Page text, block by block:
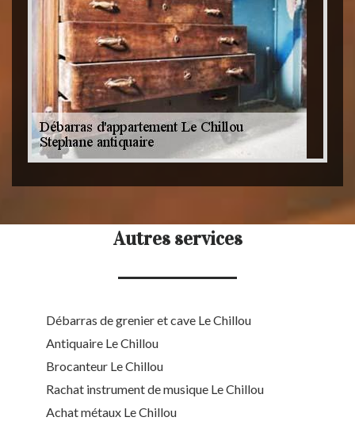
Autres services
Débarras de grenier et cave Le Chillou
Antiquaire Le Chillou
Brocanteur Le Chillou
Rachat instrument de musique Le Chillou
Achat métaux Le Chillou